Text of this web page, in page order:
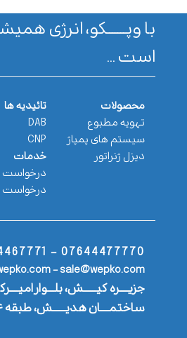
با وپـــــــکو، انرژی
است ...
محصولات
تهویه مطبوع
سیستم های پمپاژ
دیزل ژنراتور
تائیدیه ها
DAB
CNP
خدمات
درخواست
درخواست
07644477770 - 07644467771
- sale@wepko.com
جزیــــره کیــــــش، بلـــوار
ساختمــــان هدیــــــش، طبقه ۴، واحد۴۲